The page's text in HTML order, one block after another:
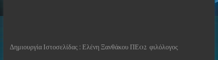
Δημιουργία Ιστοσελίδας : Ελένη Ξανθάκου ΠΕ02 φιλόλογος